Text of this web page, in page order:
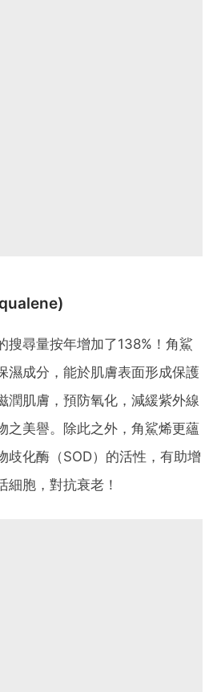
搜尋量按年增加了138%！角鯊
濕成分，能於肌膚表面形成保護
潤肌膚，預防氧化，減緩紫外線
之美譽。除此之外，角鯊烯更蘊
歧化酶（SOD）的活性，有助增
細胞，對抗衰老！